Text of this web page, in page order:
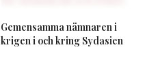
Gemensamma nämnaren i
krigen i och kring Sydasien